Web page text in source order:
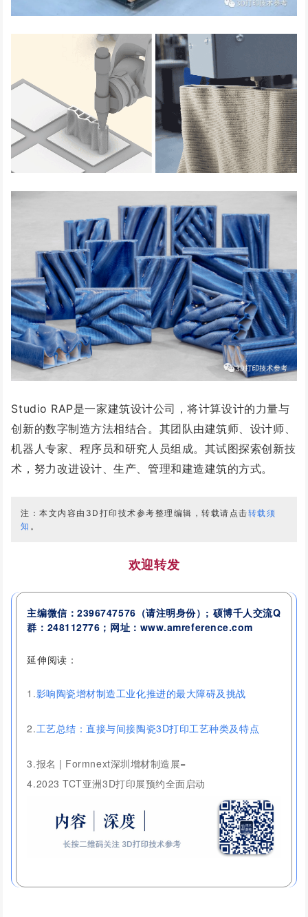
Studio RAP是一家建筑设计公司，将计算设计的力量与
创新的数字制造方法相结合。其团队由建筑师、设计师、
机器人专家、程序员和研究人员组成。其试图探索创新技
术，努力改进设计、生产、管理和建造建筑的方式。
注：本文内容由3D打印技术参考整理编辑，转载请点击转载须
知 。
欢迎转发
主编微信：2396747576 （请注明身份） ; 硕博千人交流Q
群： 248112776 ；网址：www.amreference.com
延伸阅读：
1.影响陶瓷增材制造工业化推进的最大障碍及挑战
2.工艺总结：直接与间接陶瓷3D打印工艺种类及特点
3.报名 | Formnext深圳增材制造展=
4.2023 TCT亚洲3D打印展预约全面启动